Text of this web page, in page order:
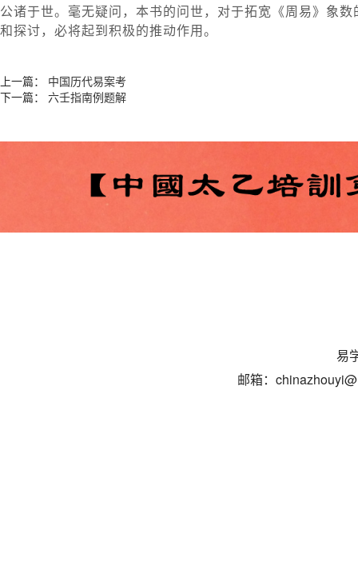
公诸于世。毫无疑问，本书的问世，对于拓宽《周易》象
和探讨，必将起到积极的推动作用。
上一篇： 中国历代易案考
下一篇： 六壬指南例题解
易
邮箱：